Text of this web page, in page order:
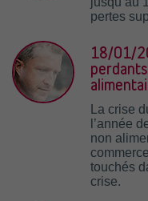
pertes
18/01/
La crise
l’année
non
touchés
crise.